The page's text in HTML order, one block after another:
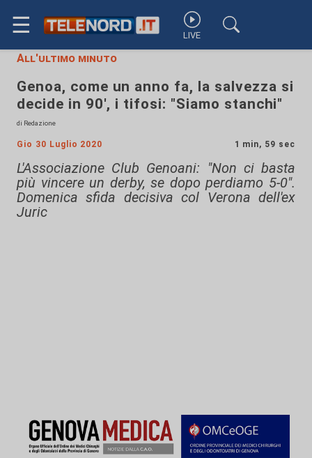
☰ LIVE
All'ultimo minuto
Genoa, come un anno fa, la salvezza si
decide in 90', i tifosi: "Siamo stanchi"
di Redazione
Gio 30 Luglio 2020 1 min, 59 sec
L'Associazione Club Genoani: "Non ci basta
più vincere un derby, se dopo perdiamo 5-0".
Domenica sfida decisiva col Verona dell'ex
Juric